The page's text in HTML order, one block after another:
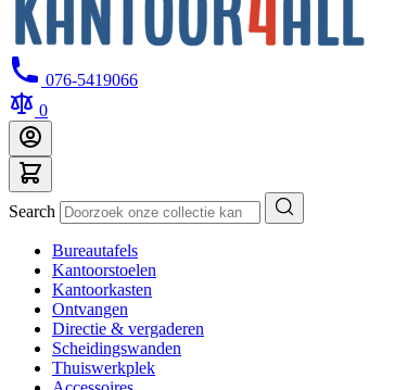
076-5419066
0
Search
Bureautafels
Kantoorstoelen
Kantoorkasten
Ontvangen
Directie & vergaderen
Scheidingswanden
Thuiswerkplek